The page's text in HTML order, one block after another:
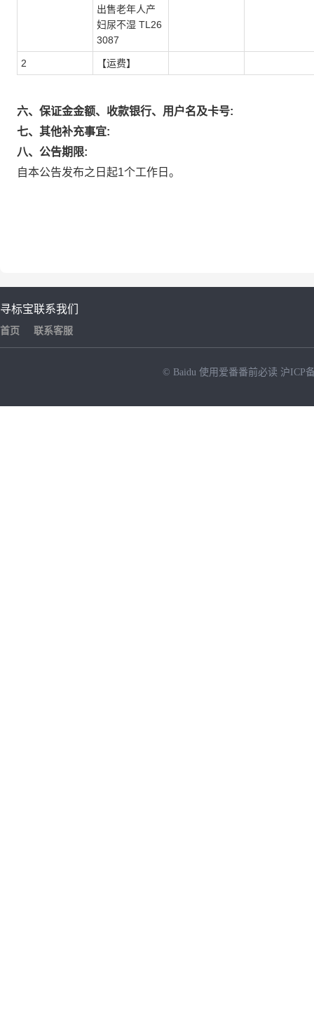
出售老年人产
妇尿不湿 TL26
3087
2 【运费】
六、保证金金额、收款银行、用户名及卡号:
七、其他补充事宜:
八、公告期限:
自本公告发布之日起1个工作日。
寻标宝
首页
联系我们
联系客服
© Baidu 使用爱番番前必读 沪ICP